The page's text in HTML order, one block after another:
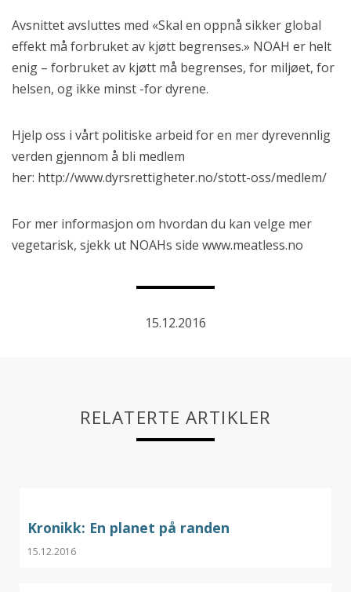
Avsnittet avsluttes med «Skal en oppnå sikker global
effekt må forbruket av kjøtt begrenses.» NOAH er helt
enig – forbruket av kjøtt må begrenses, for miljøet, for
helsen, og ikke minst -for dyrene.
Hjelp oss i vårt politiske arbeid for en mer dyrevennlig
verden gjennom å bli medlem
her: http://www.dyrsrettigheter.no/stott-oss/medlem/
For mer informasjon om hvordan du kan velge mer
vegetarisk, sjekk ut NOAHs side www.meatless.no
15.12.2016
RELATERTE ARTIKLER
Kronikk: En planet på randen
15.12.2016